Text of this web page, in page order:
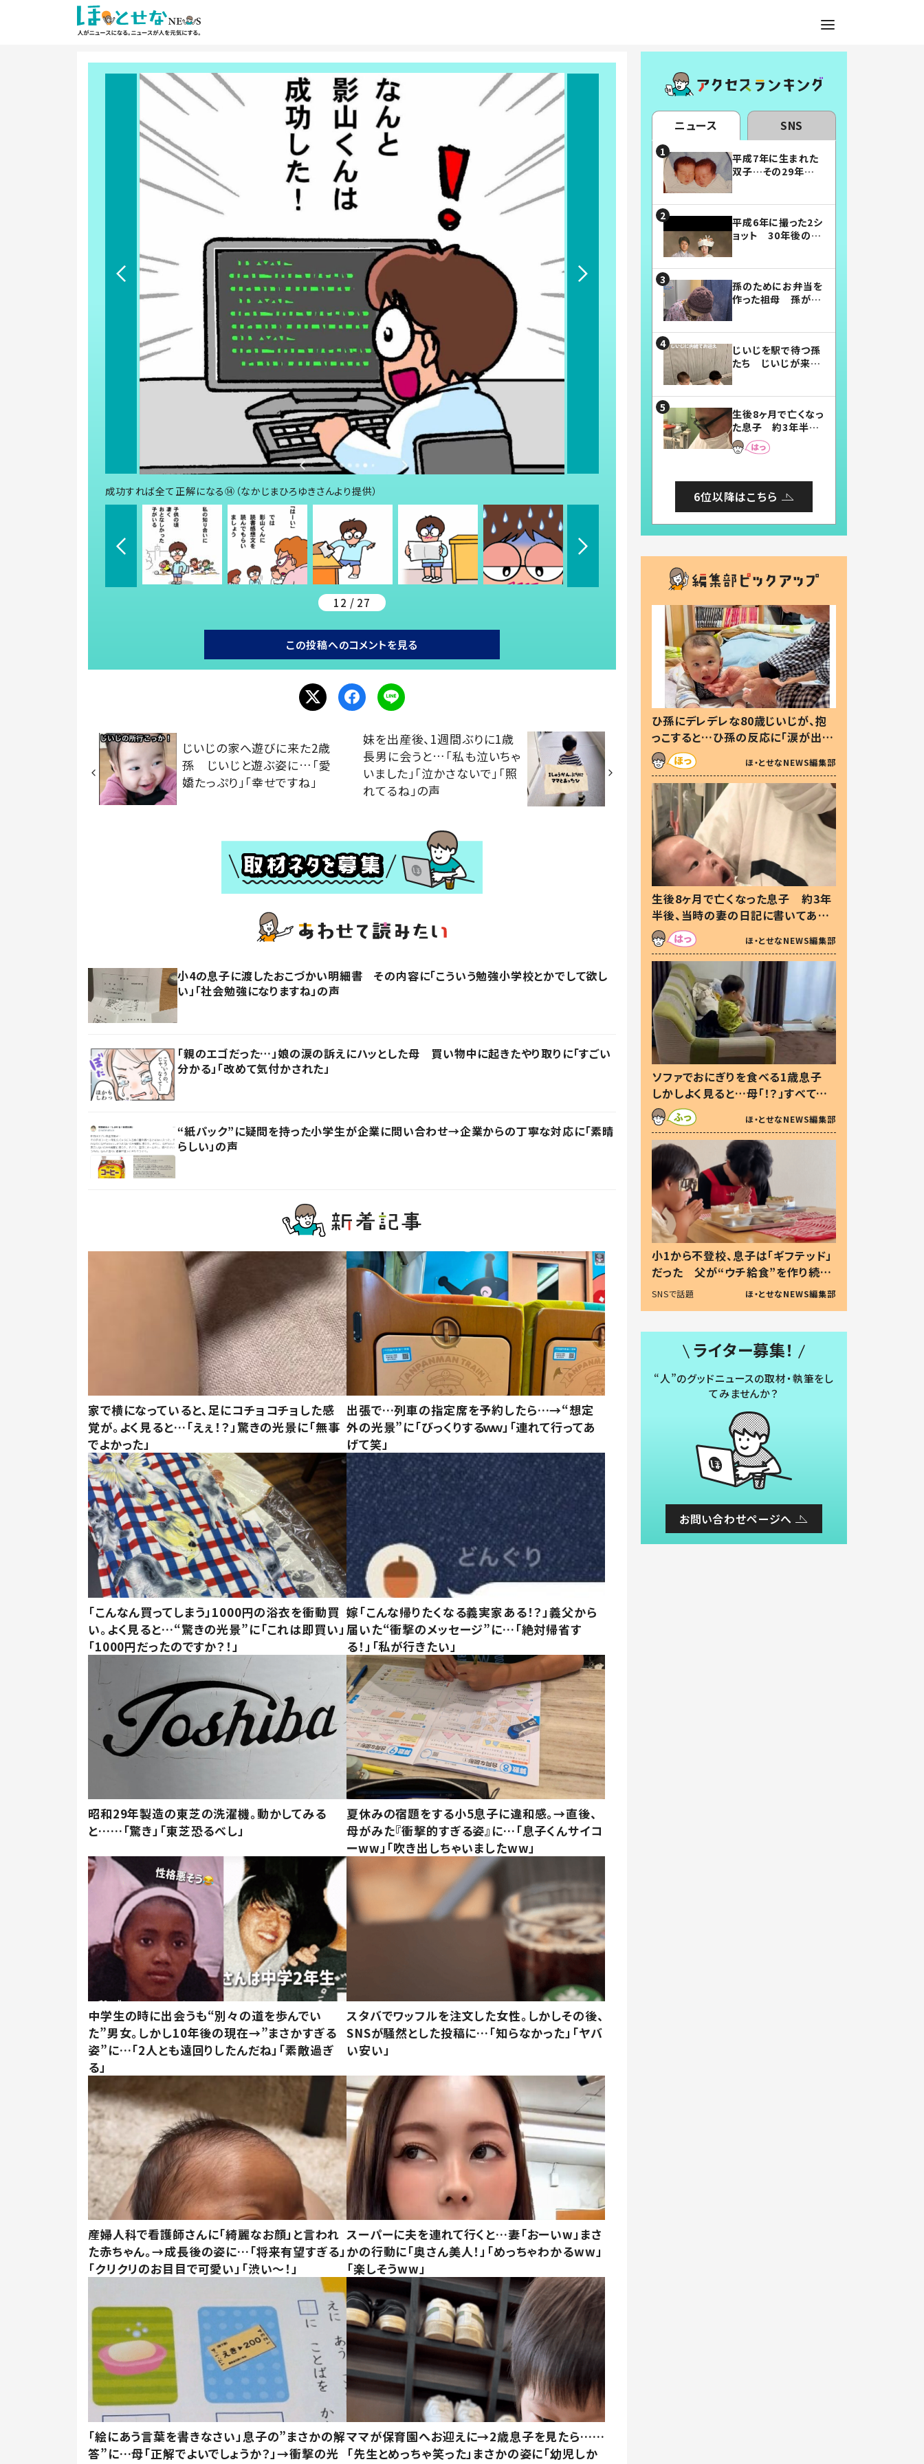
成功すれば全て正解になる⑭（なかじまひろゆきさんより提供）
12 / 27
この投稿へのコメントを見る
じいじの家へ遊びに来た2歳
孫 じいじと遊ぶ姿に…「愛
嬌たっぷり」「幸せですね」
妹を出産後、1週間ぶりに1歳
長男に会うと…「私も泣いちゃ
いました」「泣かさないで」「照
れてるね」の声
小4の息子に渡したおこづかい明細書 その内容に「こういう勉強小学校とかでして欲し
い」「社会勉強になりますね」の声
「親のエゴだった…」娘の涙の訴えにハッとした母 買い物中に起きたやり取りに「すごい
分かる」「改めて気付かされた」
“紙パック”に疑問を持った小学生が企業に問い合わせ→企業からの丁寧な対応に「素晴
らしい」の声
家で横になっていると、足にコチョコチョした感
覚が。よく見ると…「えぇ！？」驚きの光景に「無事
でよかった」
出張で…列車の指定席を予約したら…→“想定
外の光景”に「びっくりするｗｗ」「連れて行ってあ
げて笑」
「こんなん買ってしまう」1000円の浴衣を衝動買
い。よく見ると…“驚きの光景”に「これは即買い」
「1000円だったのですか？！」
嫁「こんな帰りたくなる義実家ある！？」義父から
届いた“衝撃のメッセージ”に…「絶対帰省す
る！」「私が行きたい」
昭和29年製造の東芝の洗濯機。動かしてみる
と……「驚き」「東芝恐るべし」
夏休みの宿題をする小5息子に違和感。→直後、
母がみた『衝撃的すぎる姿』に…「息子くんサイコ
ーww」「吹き出しちゃいましたww」
中学生の時に出会うも“別々の道を歩んでい
た”男女。しかし10年後の現在→”まさかすぎる
姿”に…「2人とも遠回りしたんだね」「素敵過ぎ
る」
スタバでワッフルを注文した女性。しかしその後、
SNSが騒然とした投稿に…「知らなかった」「ヤバ
い安い」
産婦人科で看護師さんに「綺麗なお顔」と言われ
た赤ちゃん。→成長後の姿に…「将来有望すぎる」
「クリクリのお目目で可愛い」「渋い～！」
スーパーに夫を連れて行くと…妻「おーいw」まさ
かの行動に「奥さん美人！」「めっちゃわかるww」
「楽しそうww」
「絵にあう言葉を書きなさい」息子の”まさかの解
答”に…母「正解でよいでしょうか？」→衝撃の光
ママが保育園へお迎えに→2歳息子を見たら……
「先生とめっちゃ笑った」まさかの姿に「幼児しか
ニュース SNS
平成7年に生まれた
双子…その29年後
平成6年に撮った2シ
ョット 30年後の姿
孫のためにお弁当を
作った祖母 孫が絶
じいじを駅で待つ孫
たち じいじが来た
まらない」「幸せにな
れる」
生後8ヶ月で亡くなっ
た息子 約3年半
後、当時の妻の日記
に書いてあった本音
6位以降はこちら
ひ孫にデレデレな80歳じいじが、抱
っこすると…ひ孫の反応に「涙が出ま
した」「可愛くて仕方ない」
ほ・とせなNEWS編集部
生後8ヶ月で亡くなった息子 約3年
半後、当時の妻の日記に書いてあっ
た本音とは
ほ・とせなNEWS編集部
ソファでおにぎりを食べる1歳息子
しかしよく見ると…母「！？」すべてを
察した母の投稿に「可愛いから許
す！」「現行犯〜」
ほ・とせなNEWS編集部
小1から不登校、息子は「ギフテッド」
だった 父が“ウチ給食”を作り続け
る理由とは #令和の親 #令和の子
SNSで話題 ほ・とせなNEWS編集部
ライター募集！
“人”のグッドニュースの取材・執筆をし
てみませんか？
お問い合わせページへ